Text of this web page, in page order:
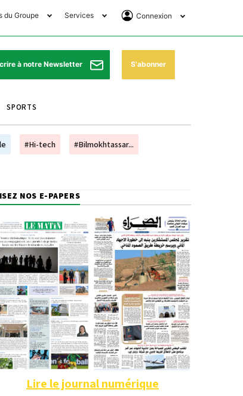
du Groupe
Today Forum
Services
Horaires de prières
Pharmacies de garde
Programme TV
Cinéma
Connexion
Se Connecter
Abonnement
à notre Newsletter S'abonner
SPORTS
#Hi-tech #Bilmokhtassar...
NOS E-PAPERS
Lire le journal numérique